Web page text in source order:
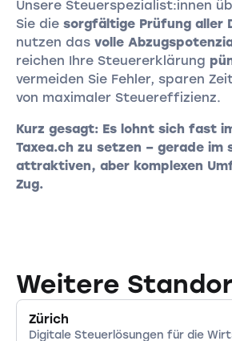
Unsere Steuerspezialist:innen
Sie die sorgfältige Prüfung aller
nutzen das volle
reichen Ihre Steuererklärung
vermeiden Sie Fehler, sparen
von maximaler Steuereffizienz.
Kurz gesagt: Es lohnt sich fast
Taxea.ch zu setzen – gerade im
attraktiven, aber komplexen
Zug.
Weitere
Zürich
Digitale Steuerlösungen für die